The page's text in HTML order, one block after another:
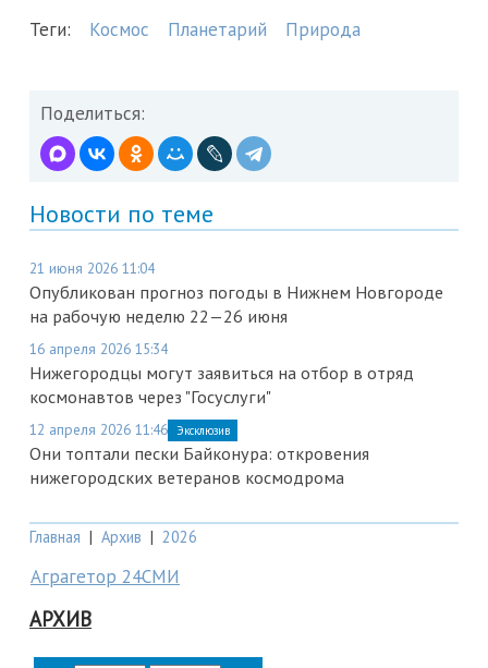
Теги: Космос Планетарий Природа
Поделиться:
Новости по теме
21 июня 2026 11:04
Опубликован прогноз погоды в Нижнем Новгороде
на рабочую неделю 22—26 июня
16 апреля 2026 15:34
Нижегородцы могут заявиться на отбор в отряд
космонавтов через "Госуслуги"
12 апреля 2026 11:46 Эксклюзив
Они топтали пески Байконура: откровения
нижегородских ветеранов космодрома
Главная | Архив | 2026
Аграгетор 24СМИ
АРХИВ